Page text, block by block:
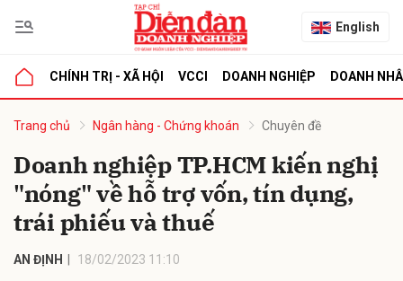
English
CHÍNH TRỊ - XÃ HỘI VCCI DOANH NGHIỆP DOANH
Trang chủ Ngân hàng - Chứng khoán Chuyên đề
Doanh nghiệp TP.HCM kiến nghị
"nóng" về hỗ trợ vốn, tín dụng,
trái phiếu và thuế
AN ĐỊNH 18/02/2023 11:10
luận